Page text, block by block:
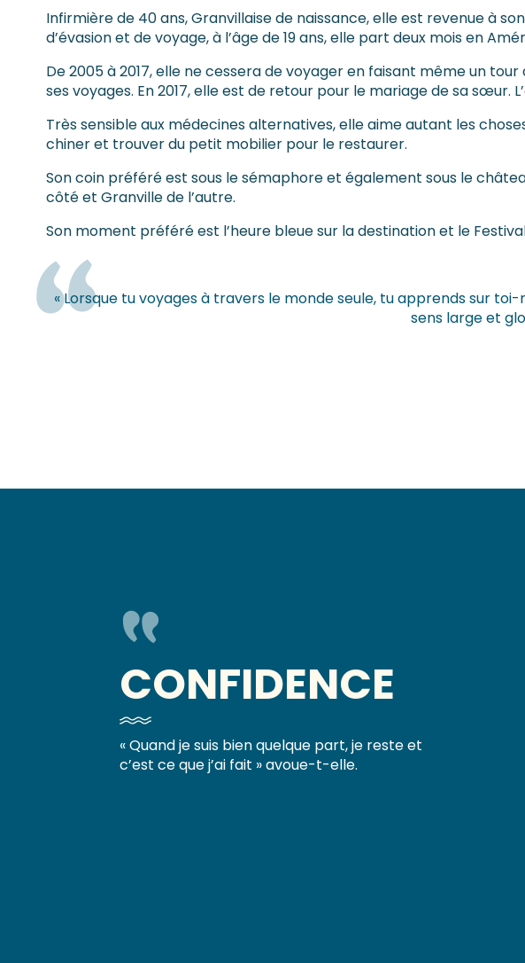
Infirmière de 40 ans, Granvillaise de naissance, elle est revenue à
d’évasion et de voyage, à l’âge de 19 ans, elle part deux mois en
De 2005 à 2017, elle ne cessera de voyager en faisant même un
ses voyages. En 2017, elle est de retour pour le mariage de sa
Très sensible aux médecines alternatives, elle aime autant les
chiner et trouver du petit mobilier pour le restaurer.
Son coin préféré est sous le sémaphore et également sous le
côté et Granville de l’autre.
Son moment préféré est l’heure bleue sur la destination et le
« Lorsque tu voyages à travers le monde seule, tu apprends sur
sens large et
CONFIDENCE
« Quand je suis bien quelque part, je reste et
c’est ce que j’ai fait » avoue-t-elle.